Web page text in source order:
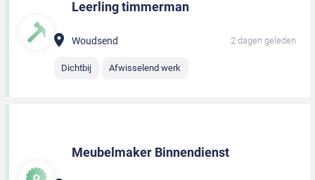
Leerling timmerman
Woudsend 2 dagen geleden
Dichtbij Afwisselend werk
Meubelmaker Binnendienst